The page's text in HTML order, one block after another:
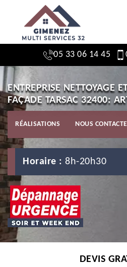
05 33 06 14 45
ENTREPRISE NETTOYAGE
FAÇADE TARSAC 32400:
RÉALISATIONS NOUS
Horaire : 8h-20h30
DEVIS